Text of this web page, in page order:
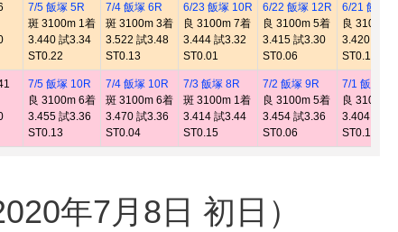
7/5 飯塚 5R
斑 3100m 1着
3.440 試3.34
ST0.22
7/4 飯塚 6R
斑 3100m 3着
3.522 試3.48
ST0.13
6/23 飯塚 10R
良 3100m 7着
3.444 試3.32
ST0.01
6/22 飯塚 12R
良 3100m 5着
3.415 試3.30
ST0.06
6/21 飯塚
良 3100m
3.420 試
ST0.13
7/5 飯塚 10R
良 3100m 6着
3.455 試3.36
ST0.13
7/4 飯塚 10R
斑 3100m 6着
3.470 試3.36
ST0.04
7/3 飯塚 8R
斑 3100m 1着
3.414 試3.44
ST0.15
7/2 飯塚 9R
良 3100m 5着
3.454 試3.36
ST0.06
7/1 飯塚
良 3100m
3.404 試
ST0.16
年7月8日 初日）